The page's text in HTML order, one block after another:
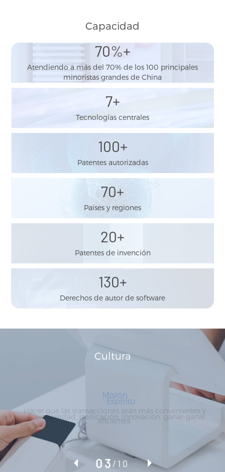
Capacidad
70%+
Atendiendo a más del 70% de los 100 principales
minoristas grandes de China
7+
Tecnologías centrales
100+
Patentes autorizadas
70+
Países y regiones
20+
Patentes de invención
130+
Derechos de autor de software
Cultura
Espíritu
Honestidad, dedicación, innovación, ganar-ganar
03/10